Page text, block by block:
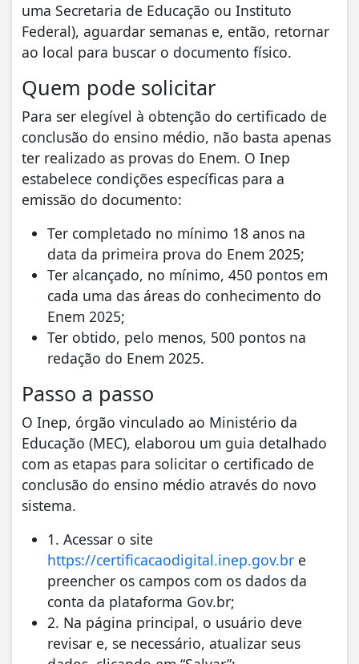
uma Secretaria de Educação ou Instituto
Federal), aguardar semanas e, então, retornar
ao local para buscar o documento físico.
Quem pode solicitar
Para ser elegível à obtenção do certificado de
conclusão do ensino médio, não basta apenas
ter realizado as provas do Enem. O Inep
estabelece condições específicas para a
emissão do documento:
Ter completado no mínimo 18 anos na
data da primeira prova do Enem 2025;
Ter alcançado, no mínimo, 450 pontos em
cada uma das áreas do conhecimento do
Enem 2025;
Ter obtido, pelo menos, 500 pontos na
redação do Enem 2025.
Passo a passo
O Inep, órgão vinculado ao Ministério da
Educação (MEC), elaborou um guia detalhado
com as etapas para solicitar o certificado de
conclusão do ensino médio através do novo
sistema.
1. Acessar o site
https://certificacaodigital.inep.gov.br e
preencher os campos com os dados da
conta da plataforma Gov.br;
2. Na página principal, o usuário deve
revisar e, se necessário, atualizar seus